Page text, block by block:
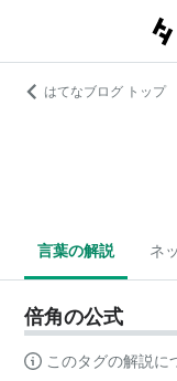
はてなブログ トップ
言葉の解説 ネ
倍角の公式
このタグの解説に